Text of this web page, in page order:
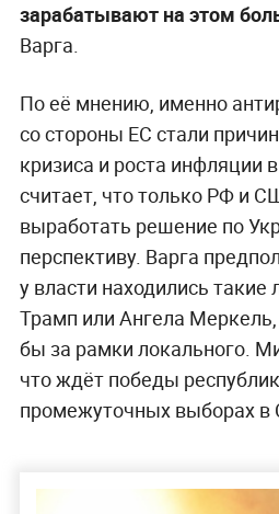
зарабатывают на этом
Варга.
По её мнению, именно
со стороны ЕС стали
кризиса и роста инфляции
считает, что только РФ и
выработать решение по
перспективу. Варга
у власти находились
Трамп или Ангела
бы за рамки локального.
что ждёт победы
промежуточных выборах